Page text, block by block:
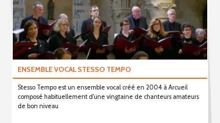
ENSEMBLE VOCAL STESSO TEMPO
Stesso Tempo est un ensemble vocal créé en 2004 à Arcueil
composé habituellement d'une vingtaine de chanteurs amateurs
de bon niveau